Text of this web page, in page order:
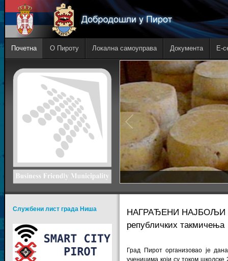
Почетна О Пироту Локална самоуправа Документа E-
НАГРАЂЕНИ НАЈБОЉИ
републичких такмичења
Град Пирот организовао је
ученицима који су током
Службени лист града Ниша